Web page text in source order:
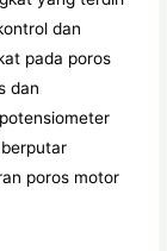
dan
pada poros
dan
poros motor